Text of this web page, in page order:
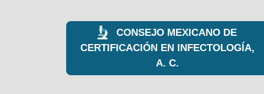
CONSEJO MEXICANO DE
CERTIFICACIÓN EN INFECTOLOGÍA,
A. C.